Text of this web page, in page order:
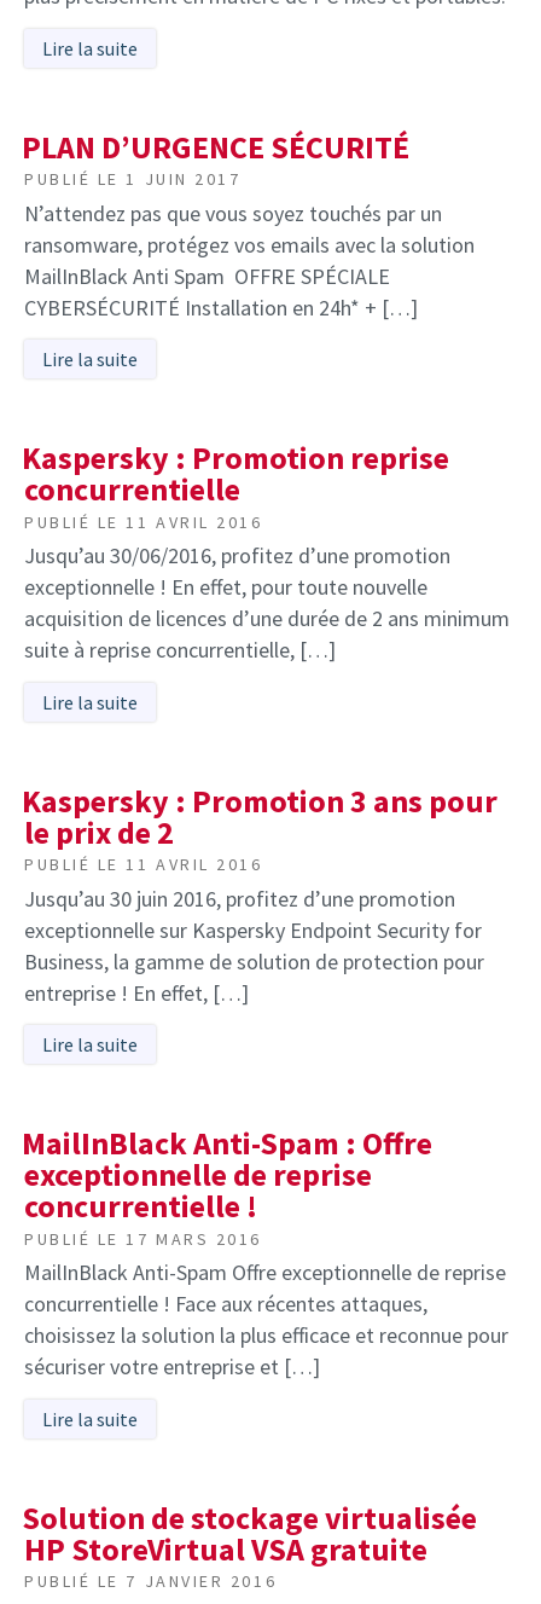
Lire la suite
PLAN D’URGENCE SÉCURITÉ
PUBLIÉ LE 1 JUIN 2017
N’attendez pas que vous soyez touchés par un
ransomware, protégez vos emails avec la solution
MailInBlack Anti Spam OFFRE SPÉCIALE
CYBERSÉCURITÉ Installation en 24h* + […]
Lire la suite
Kaspersky : Promotion reprise
concurrentielle
PUBLIÉ LE 11 AVRIL 2016
Jusqu’au 30/06/2016, profitez d’une promotion
exceptionnelle ! En effet, pour toute nouvelle
acquisition de licences d’une durée de 2 ans minimum
suite à reprise concurrentielle, […]
Lire la suite
Kaspersky : Promotion 3 ans pour
le prix de 2
PUBLIÉ LE 11 AVRIL 2016
Jusqu’au 30 juin 2016, profitez d’une promotion
exceptionnelle sur Kaspersky Endpoint Security for
Business, la gamme de solution de protection pour
entreprise ! En effet, […]
Lire la suite
MailInBlack Anti-Spam : Offre
exceptionnelle de reprise
concurrentielle !
PUBLIÉ LE 17 MARS 2016
MailInBlack Anti-Spam Offre exceptionnelle de reprise
concurrentielle ! Face aux récentes attaques,
choisissez la solution la plus efficace et reconnue pour
sécuriser votre entreprise et […]
Lire la suite
Solution de stockage virtualisée
HP StoreVirtual VSA gratuite
PUBLIÉ LE 7 JANVIER 2016